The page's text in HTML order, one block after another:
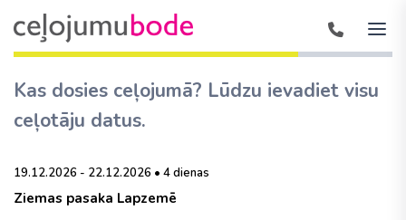
Kas dosies ceļojumā? Lūdzu ievadiet visu
ceļotāju datus.
19.12.2026 - 22.12.2026 • 4 dienas
Ziemas pasaka Lapzemē